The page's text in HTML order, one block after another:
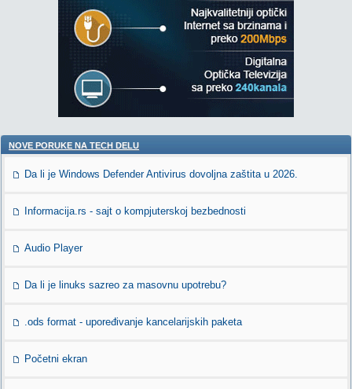
NOVE PORUKE NA TECH DELU
Da li je Windows Defender Antivirus dovoljna zaštita u 2026.
Informacija.rs - sajt o kompjuterskoj bezbednosti
Audio Player
Da li je linuks sazreo za masovnu upotrebu?
.ods format - upoređivanje kancelarijskih paketa
Početni ekran